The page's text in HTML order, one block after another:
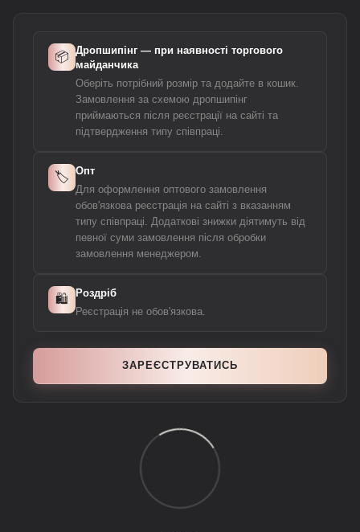
📦 Дропшипінг — при наявності торгового
майданчика
Оберіть потрібний розмір та додайте в кошик.
Замовлення за схемою дропшипінг
приймаються після реєстрації на сайті та
підтвердження типу співпраці.
🏷️ Опт
Для оформлення оптового замовлення
обов'язкова реєстрація на сайті з вказанням
типу співпраці. Додаткові знижки діятимуть від
певної суми замовлення після обробки
замовлення менеджером.
🛍️ Роздріб
Реєстрація не обов'язкова.
ЗАРЕЄСТРУВАТИСЬ